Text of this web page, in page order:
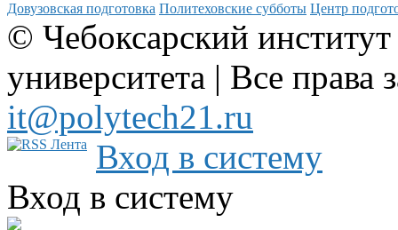
Довузовская подготовка Политеховские субботы Центр
© Чебоксарский
университета | Все
it@polytech21.ru
Вход в систему
Вход в систему